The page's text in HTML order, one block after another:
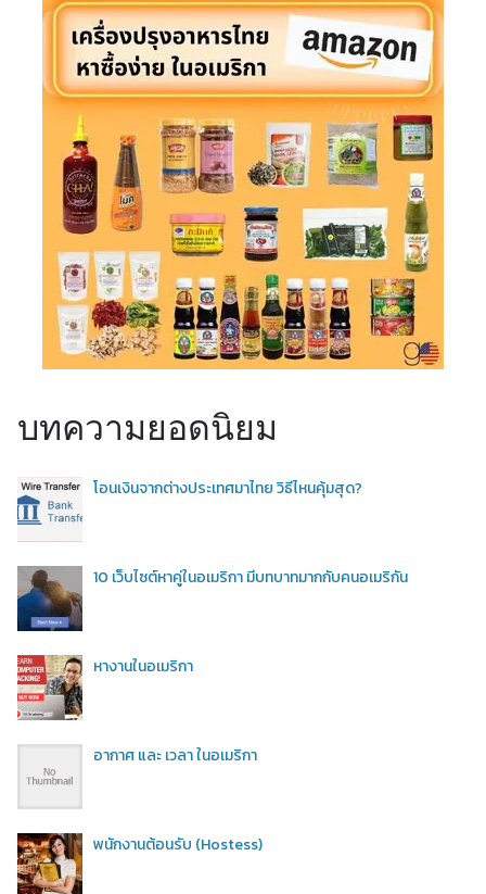
บทความยอดนิยม
โอนเงินจากต่างประเทศมาไทย วิธีไหนคุ้มสุด?
10 เว็บไซต์หาคู่ในอเมริกา มีบทบาทมากกับคนอเมริกัน
หางานในอเมริกา
อากาศ และ เวลา ในอเมริกา
พนักงานต้อนรับ (Hostess)